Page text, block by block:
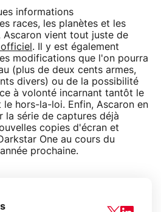
informations
races, les planètes et les
Ascaron vient tout juste de
. Il y est également
modifications que l'on pourra
(plus de deux cents armes,
divers) ou de la possibilité
à volonté incarnant tantôt le
hors-la-loi. Enfin, Ascaron en
série de captures déjà
copies d'écran et
One au cours du
prochaine.